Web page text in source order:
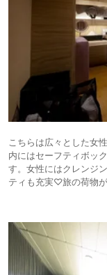
こちらは広々とした女
内にはセーフティボッ
す。女性にはクレンジ
ティも充実♡旅の荷物